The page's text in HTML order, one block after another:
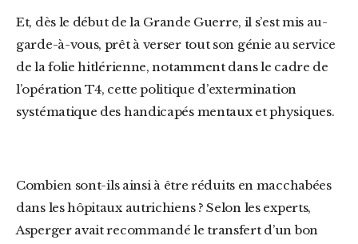
Et, dès le début de la Grande Guerre, il s’est mis au-
garde-à-vous, prêt à verser tout son génie au service
de la folie hitlérienne, notamment dans le cadre de
l’opération T4, cette politique d’extermination
systématique des handicapés mentaux et physiques.
Combien sont-ils ainsi à être réduits en macchabées
dans les hôpitaux autrichiens ? Selon les experts,
Asperger avait recommandé le transfert d’un bon